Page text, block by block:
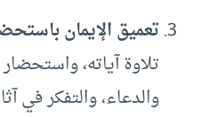
تعميق الإيمان
تلاوة آياته،
والدعاء، والتفكر في